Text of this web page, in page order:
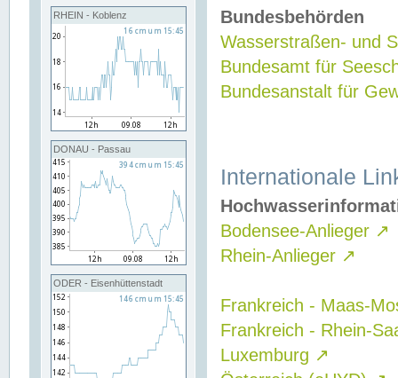
RHEIN - Koblenz
DONAU - Passau
ODER - Eisenhüttenstadt
Bundesbehörden
Wasserstraßen- und
Bundesamt für
Bundesanstalt für
Internationale
Bodensee-Anlieger ↗
Rhein-Anlieger ↗
Frankreich - Maas-
Frankreich - Rhein-
Luxemburg ↗